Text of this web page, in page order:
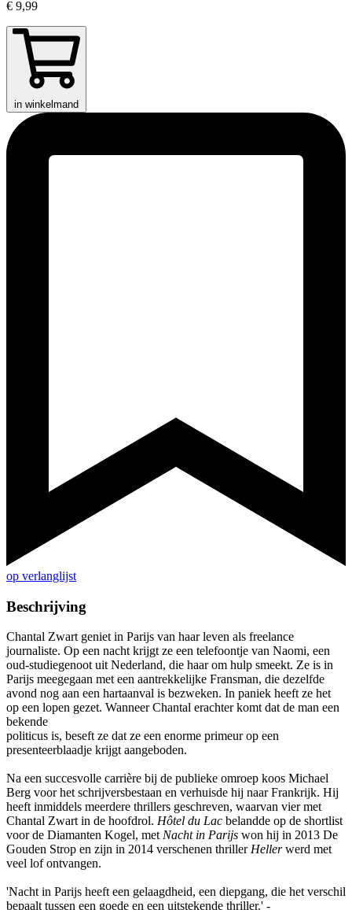
€ 9,99
in winkelmand
op verlanglijst
Beschrijving
Chantal Zwart geniet in Parijs van haar leven als freelance
journaliste. Op een nacht krijgt ze een telefoontje van Naomi, een
oud-studiegenoot uit Nederland, die haar om hulp smeekt. Ze is in
Parijs meegegaan met een aantrekkelijke Fransman, die dezelfde
avond nog aan een hartaanval is bezweken. In paniek heeft ze het
op een lopen gezet. Wanneer Chantal erachter komt dat de man een
bekende
politicus is, beseft ze dat ze een enorme primeur op een
presenteerblaadje krijgt aangeboden.
Na een succesvolle carrière bij de publieke omroep koos Michael
Berg voor het schrijversbestaan en verhuisde hij naar Frankrijk. Hij
heeft inmiddels meerdere thrillers geschreven, waarvan vier met
Chantal Zwart in de hoofdrol. Hôtel du Lac belandde op de shortlist
voor de Diamanten Kogel, metNacht in Parijs won hij in 2013 De
Gouden Strop en zijn in 2014 verschenen thrillerHellerwerd met
veel lof ontvangen.
'Nacht in Parijs heeft een gelaagdheid, een diepgang, die het verschil
bepaalt tussen een goede en een uitstekende thriller.' -